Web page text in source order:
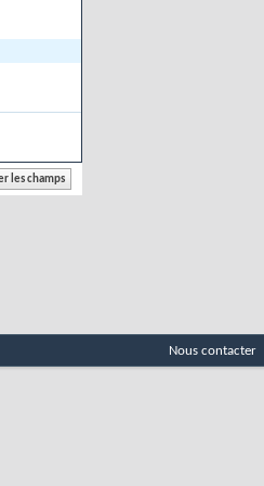
Nous contacter